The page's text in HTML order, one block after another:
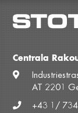
Centrala
AT 2201
+43 1/